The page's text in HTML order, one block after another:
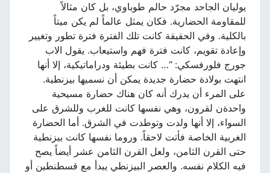
يوليان الجاحد مجرّد حالم طوباوي، بل كان مثالاً
للمقاومة الحضارية. فكان يمثل عالماً لم يكن ميتاً
بالكلية. وفي الحقيقة كانت تلك الفترة فترة تطور وتغيير
وإعادة تقويم، كانت فترة فهم واستيعاب. يقول الاب
جورج فلورفسكي: “… كانت بطيئة ودراماتيكية، إلا أنها
انتهت بولادة حضارة جديدة يمكن أن نسميها بيزنطية.
على المرء أن يدرك أنه كان هناك حضارة مسيحية
واحدةن لقرون، وهي نفسها كانت للغرب وللشرق على
السواء، إلا أنها ولدت وتوطدت في الشرق. أما الحضارة
الغربية الخاصة فأتت لاحقاً. وروما نفسها كانت بيزنطية
حتى القرن الثامن، ولعل القرن الثامن عشر أيضاً يصح
فيه الكلام نفسه. والعصر البيزنطي يبدأ مع قسطنطين أو